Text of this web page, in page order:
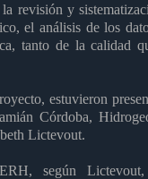
revisión y
el análisis de los
tanto de la calidad
estuvieron
Córdoba,
Lictevout.
según Lictevout,